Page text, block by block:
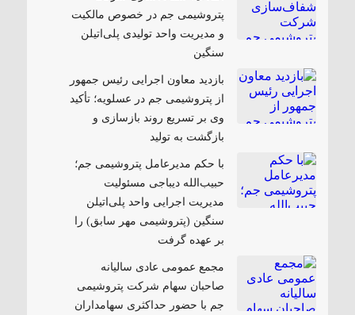
پتروشیمی جم در خصوص مالکیت
و مدیریت واحد تولیدی پلی‌اتیلن
سنگین
بازدید معاون اجرایی رئیس جمهور
از پتروشیمی جم در عسلویه؛ تأکید
وی بر تسریع روند بازسازی و
بازگشت به تولید
با حکم مدیرعامل پتروشیمی جم؛
حبیب‌الله دیباجی مسئولیت
مدیریت اجرایی واحد پلی‌اتیلن
سنگین (پتروشیمی مهر سابق) را
بر عهده گرفت
مجمع عمومی عادی سالیانه
صاحبان سهام شرکت پتروشیمی
جم با حضور حداکثری سهامداران